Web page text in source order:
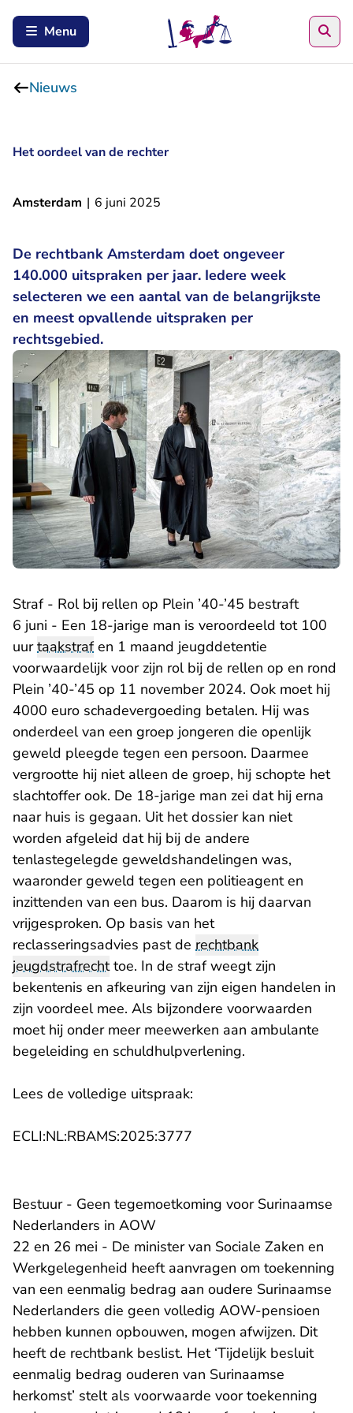
Menu
Nieuws
Het oordeel van de rechter
Amsterdam | 6 juni 2025
De rechtbank Amsterdam doet ongeveer
140.000 uitspraken per jaar. Iedere week
selecteren we een aantal van de belangrijkste
en meest opvallende uitspraken per
rechtsgebied.
Straf - Rol bij rellen op Plein ’40-’45 bestraft
6 juni - Een 18-jarige man is veroordeeld tot 100
uurtaakstrafen 1 maand jeugddetentie
voorwaardelijk voor zijn rol bij de rellen op en rond
Plein ’40-’45 op 11 november 2024. Ook moet hij
4000 euro schadevergoeding betalen. Hij was
onderdeel van een groep jongeren die openlijk
geweld pleegde tegen een persoon. Daarmee
vergrootte hij niet alleen de groep, hij schopte het
slachtoffer ook. De 18-jarige man zei dat hij erna
naar huis is gegaan. Uit het dossier kan niet
worden afgeleid dat hij bij de andere
tenlastegelegde geweldshandelingen was,
waaronder geweld tegen een politieagent en
inzittenden van een bus. Daarom is hij daarvan
vrijgesproken. Op basis van het
reclasseringsadvies past de rechtbank
jeugdstrafrechttoe. In de straf weegt zijn
bekentenis en afkeuring van zijn eigen handelen in
zijn voordeel mee. Als bijzondere voorwaarden
moet hij onder meer meewerken aan ambulante
begeleiding en schuldhulpverlening.
Lees de volledige uitspraak:
ECLI:NL:RBAMS:2025:3777
Bestuur - Geen tegemoetkoming voor Surinaamse
Nederlanders in AOW
22 en 26 mei - De minister van Sociale Zaken en
Werkgelegenheid heeft aanvragen om toekenning
van een eenmalig bedrag aan oudere Surinaamse
Nederlanders die geen volledig AOW-pensioen
hebben kunnen opbouwen, mogen afwijzen. Dit
heeft de rechtbank beslist. Het ‘Tijdelijk besluit
eenmalig bedrag ouderen van Surinaamse
herkomst’ stelt als voorwaarde voor toekenning